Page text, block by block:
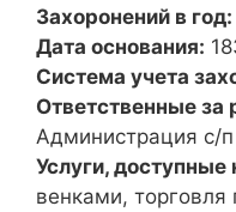
Захоронений в год:
Дата основания:
Система учета
Ответственные за
Администрация с/
Услуги,
венками, торговля